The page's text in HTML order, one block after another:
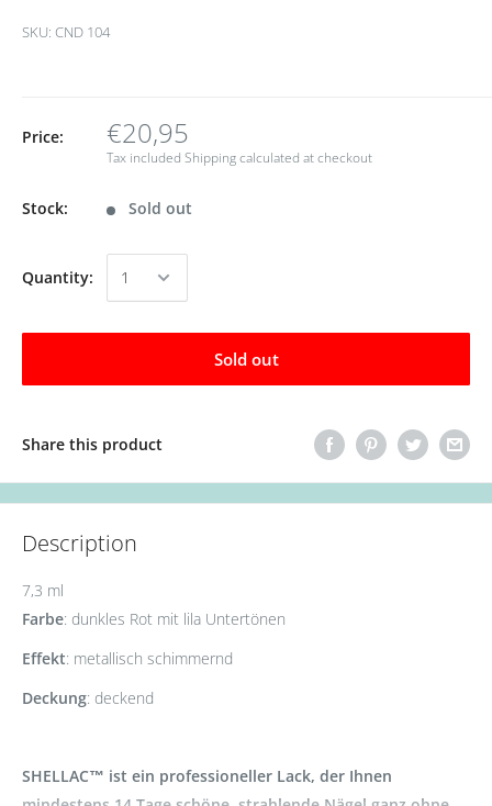
SKU: CND 104
Price: €20,95
Tax included Shipping calculated at checkout
Stock: Sold out
Quantity:
Sold out
Share this product
Description
7,3 ml
Farbe: dunkles Rot mit lila Untertönen
Effekt: metallisch schimmernd
Deckung: deckend
SHELLAC™ ist ein professioneller Lack, der Ihnen